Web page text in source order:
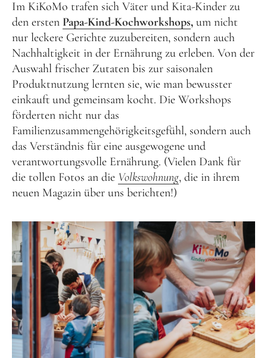
Im KiKoMo trafen sich Väter und Kita-Kinder zu
den ersten Papa-Kind-Kochworkshops, um nicht
nur leckere Gerichte zuzubereiten, sondern auch
Nachhaltigkeit in der Ernährung zu erleben. Von der
Auswahl frischer Zutaten bis zur saisonalen
Produktnutzung lernten sie, wie man bewusster
einkauft und gemeinsam kocht. Die Workshops
förderten nicht nur das
Familienzusammengehörigkeitsgefühl, sondern auch
das Verständnis für eine ausgewogene und
verantwortungsvolle Ernährung. (Vielen Dank für
die tollen Fotos an die Volkswohnung, die in ihrem
neuen Magazin über uns berichten!)